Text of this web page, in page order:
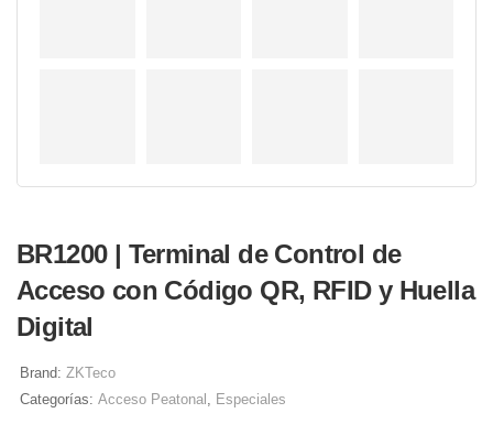
BR1200 | Terminal de Control de
Acceso con Código QR, RFID y Huella
Digital
Brand: ZKTeco
Categorías: Acceso Peatonal , Especiales